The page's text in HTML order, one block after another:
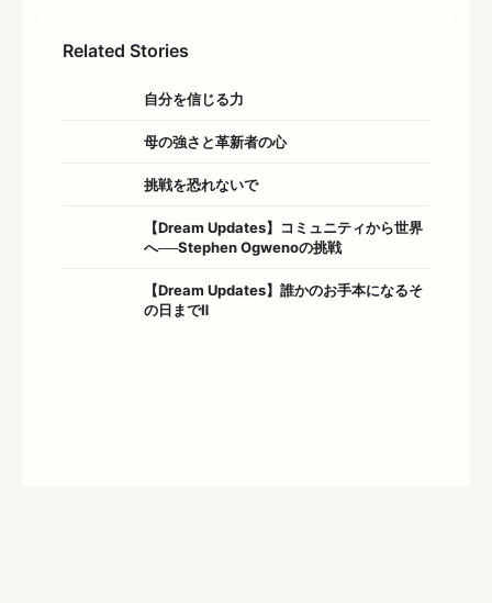
Related Stories
自分を信じる力
母の強さと革新者の心
挑戦を恐れないで
【Dream Updates】コミュニティから世界
へ──Stephen Ogwenoの挑戦
【Dream Updates】誰かのお手本になるそ
の日までⅡ